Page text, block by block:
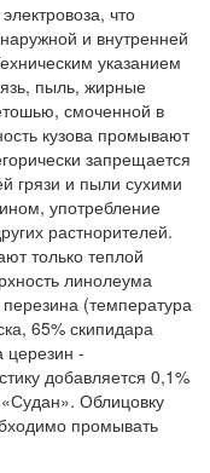
что
и внутренней
указанием
пыль, жирные
смоченной в
кузова промывают
запрещается
грязи и пыли сухими
употребление
растнорителей.
только теплой
линолеума
(температура
65% скипидара
церезин -
добавляется 0,1%
Облицовку
промывать